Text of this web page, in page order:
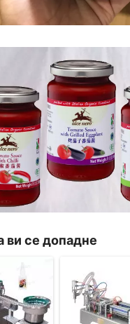
се допадне